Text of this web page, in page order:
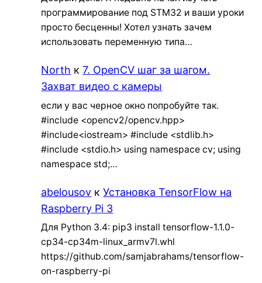
программирование под STM32 и ваши уроки
просто бесценны! Хотел узнать зачем
использовать переменную типа…
North к7. OpenCV шаг за шагом.
Захват видео с камеры
если у вас черное окно попробуйте так.
#include <opencv2/opencv.hpp>
#include<iostream> #include <stdlib.h>
#include <stdio.h> using namespace cv; using
namespace std;…
abelousov кУстановка TensorFlow на
Raspberry Pi 3
Для Python 3.4: pip3 install tensorflow-1.1.0-
cp34-cp34m-linux_armv7l.whl
https://github.com/samjabrahams/tensorflow-
on-raspberry-pi